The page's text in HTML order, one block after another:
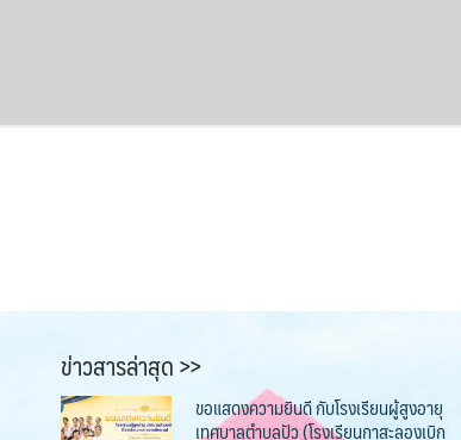
ข่าวสารล่าสุด >>
ขอแสดงความยินดี กับโรงเรียนผู้สูงอายุ
เทศบาลตำบลปัว (โรงเรียนกาสะลองเบิก